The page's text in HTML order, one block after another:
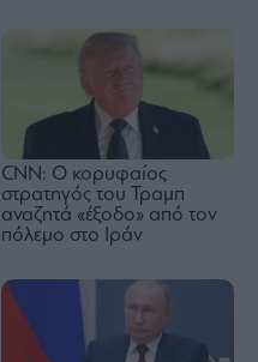
CNN: Ο κορυφαίος
στρατηγός του Τραμπ
αναζητά «έξοδο» από τον
πόλεμο στο Ιράν